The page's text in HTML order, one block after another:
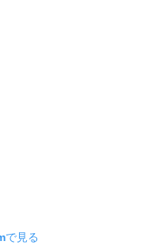
で見る